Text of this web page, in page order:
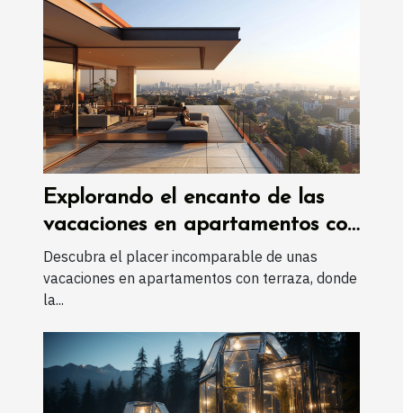
Explorando el encanto de las
vacaciones en apartamentos con
terraza y servicios modernos
Descubra el placer incomparable de unas
vacaciones en apartamentos con terraza, donde
la...